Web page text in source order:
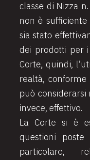
classe di Nizza
non è
sia stato
dei prodotti per
Corte, quindi,
realtà,
può
invece, effettivo.
La Corte si è
questioni
particolare,